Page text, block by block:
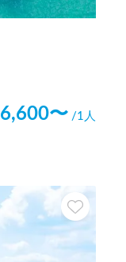
6,600〜 /1人